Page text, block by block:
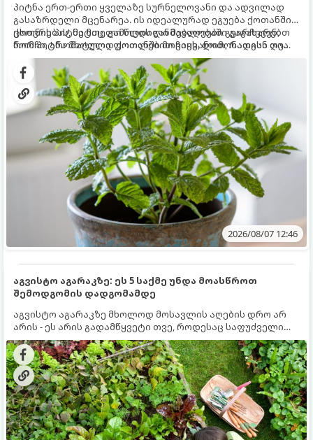
პიტნა ერთ-ერთი ყველაზე სურნელოვანი და ადვილად
გასაზრდელი მცენარეა. ის იდეალურად ეგუება ქოთანში
ცხოვრებას, მეტიც, გამოცდილი მებაღეები გვირჩევენ,
რომ პიტნა მხოლოდ ქოთანში მოვიყვანოთ, რადგან ღია
გრუნტში (ბაღში) დარგვისას ის ფესვებით ძალიან
სწრაფად ვრცელდება და სხვა მცენარეებს ავიწროებს.
ქოთნის პიტნა მთელი წლის განმავლობაში გაგახარებთ
ნორჩი, არომატული ფოთლებით ჩაის, ლიმონათისა თუ
კერძებისთვის.
2026/08/07 12:46
აგვისტო აგარაკზე: ეს 5 საქმე უნდა მოასწროთ
შემოდგომის დადგომამდე
აგვისტო აგარაკზე მხოლოდ მოსავლის აღების დრო არ
არის - ეს არის გადამწყვეტი თვე, როდესაც საფუძველი
ეყრება მომავალი წლის მოსავალს და ბაღი მზადდება
შემოდგომა-ზამთრის სეზონისთვის. იმისათვის, რომ
ნიადაგმა ენერგია აღიდგინოს, ხოლო მცენარეებმა
ზამთარს გაუძლონ, აგვისტოს ბოლომდე 5
მნიშვნელოვანი საქმის გაკეთება უნდა მოასწროთ: